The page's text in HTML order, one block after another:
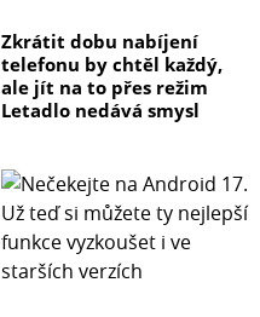
Zkrátit dobu nabíjení
telefonu by chtěl každý,
ale jít na to přes režim
Letadlo nedává smysl